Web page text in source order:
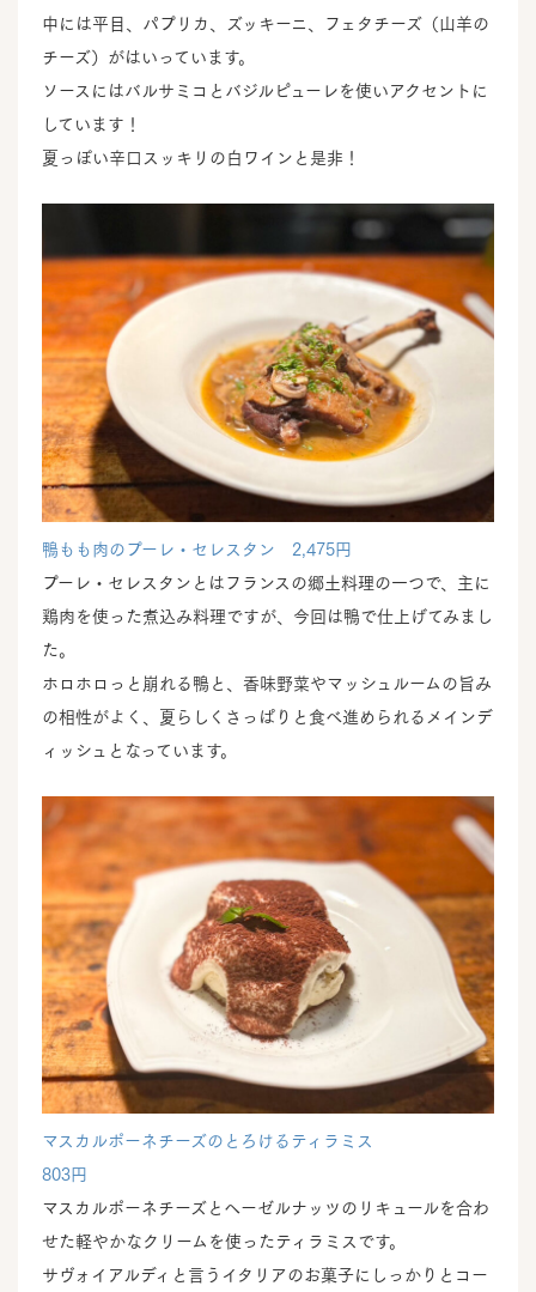
中には平目、パプリカ、ズッキーニ、フェタチーズ（山羊の
チーズ）がはいっています。
ソースにはバルサミコとバジルピューレを使いアクセントに
しています！
夏っぽい辛口スッキリの白ワインと是非！
鴨もも肉のプーレ・セレスタン 2,475円
プーレ・セレスタンとはフランスの郷土料理の一つで、主に
鶏肉を使った煮込み料理ですが、今回は鴨で仕上げてみまし
た。
ホロホロっと崩れる鴨と、香味野菜やマッシュルームの旨み
の相性がよく、夏らしくさっぱりと食べ進められるメインデ
ィッシュとなっています。
マスカルポーネチーズのとろけるティラミス
803円
マスカルポーネチーズとヘーゼルナッツのリキュールを合わ
せた軽やかなクリームを使ったティラミスです。
サヴォイアルディと言うイタリアのお菓子にしっかりとコー